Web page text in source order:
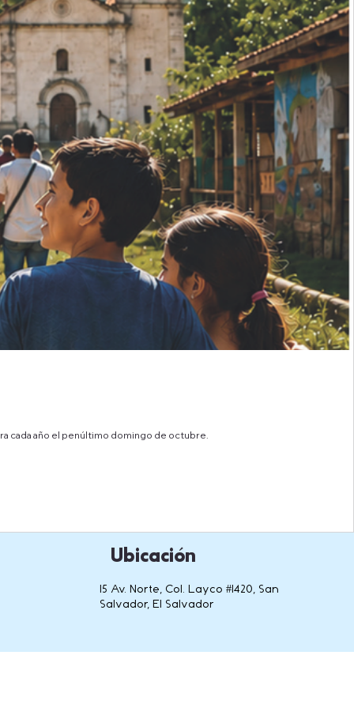
cada año el penúltimo domingo de octubre.
Ubicación
15 Av. Norte, Col. Layco #1420, San
Salvador, El Salvador